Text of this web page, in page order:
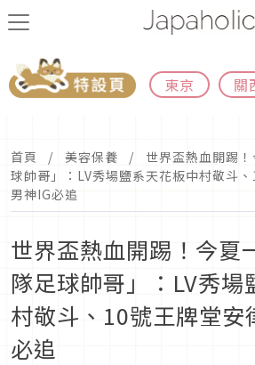
東京 關
首頁 美容保養
世界盃熱血開踢
球帥哥」：LV秀場鹽系天花板中村敬斗
男神IG必追
世界盃熱血開踢！今夏
隊足球帥哥」：LV秀場
村敬斗、10號王牌堂安
必追